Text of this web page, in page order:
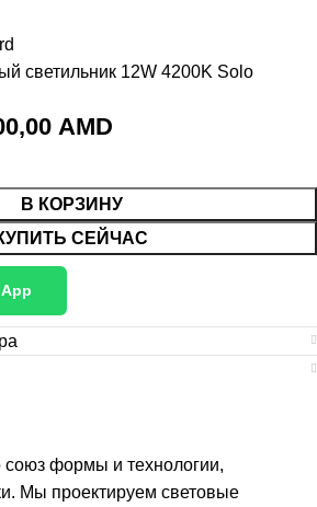
светильник 12W 4200K Solo
AMD
В КОРЗИНУ
СЕЙЧАС
формы и технологии,
Мы проектируем световые